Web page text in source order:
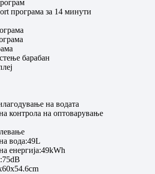
програма за 14 минути
барабан
на водата
контрола на оптоварување
вода:49L
енергија:49kWh